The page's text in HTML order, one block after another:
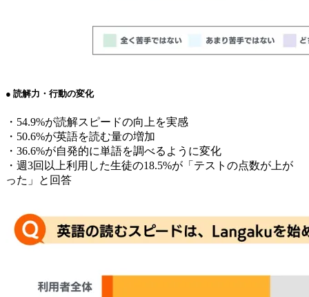
● 読解力・行動の変化
・54.9%が読解スピードの向上を実感
・50.6%が英語を読む量の増加
・36.6%が自発的に単語を調べるように変化
・週3回以上利用した生徒の18.5%が「テストの点数が上が
った」と回答